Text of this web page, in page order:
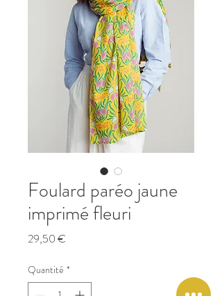
Foulard paréo jaune
imprimé fleuri
29,50 €
Quantité *